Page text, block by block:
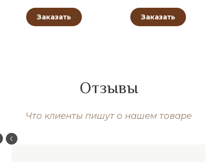
Заказать Заказать
Отзывы
Что клиенты пишут о нашем товаре